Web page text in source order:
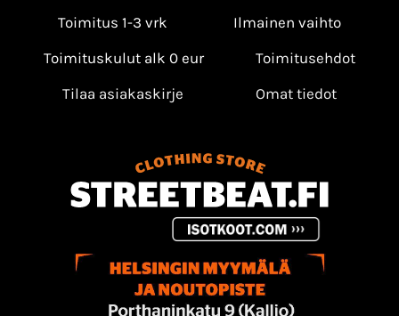
Toimitus 1-3 vrk
Ilmainen vaihto
Toimituskulut alk 0 eur
Toimitusehdot
Tilaa asiakaskirje
Omat tiedot